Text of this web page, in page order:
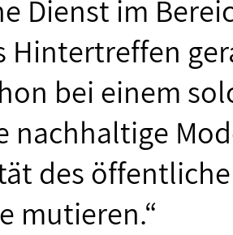
Dienst im
Hintertreffen
bei einem
nachhaltige
des
mutieren.“